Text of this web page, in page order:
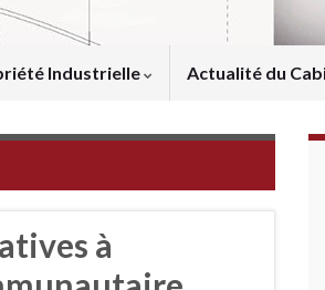
Industrielle Actualité du
à